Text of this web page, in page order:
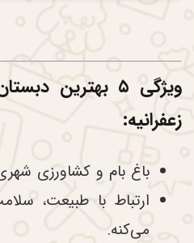
ویژگی ۵ بهترین
زعفرانیه:
باغ بام و کشاورزی
ارتباط با طبیعت،
می‌کنه.